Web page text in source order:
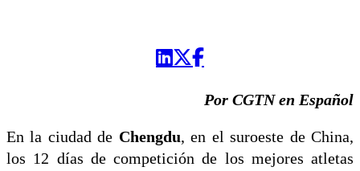
Por CGTN en Español
En la ciudad de Chengdu, en el suroeste de China,
los 12 días de competición de los mejores atletas